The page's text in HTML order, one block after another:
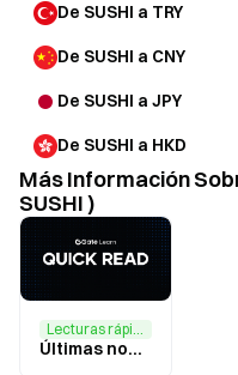
De SUSHI a TRY
De SUSHI a CNY
De SUSHI a JPY
De SUSHI a HKD
Más Información
SUSHI )
Lecturas rápidas
Últimas novedades de SushiSwap y previsión del precio de SUSHI para 2026: análisis completo de las tendencias del mercado